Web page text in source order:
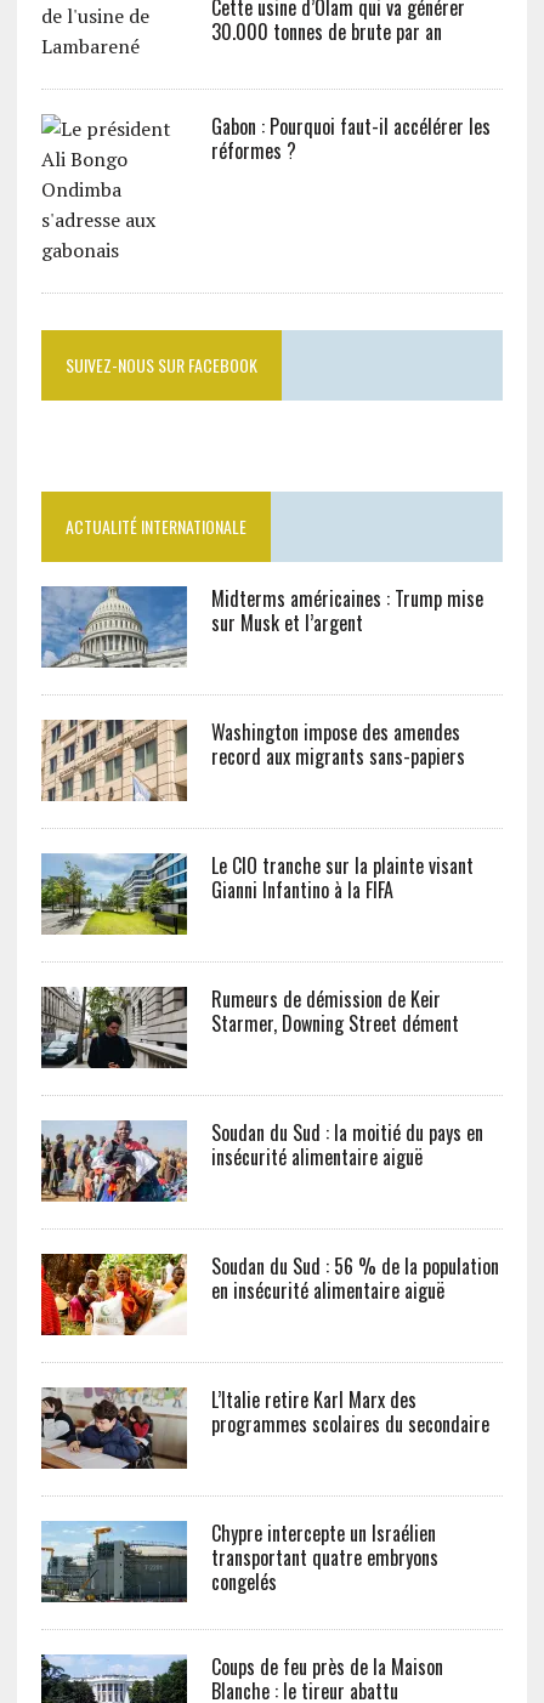
Cette usine d’Olam qui va générer
30.000 tonnes de brute par an
Gabon : Pourquoi faut-il accélérer les
réformes ?
SUIVEZ-NOUS SUR FACEBOOK
ACTUALITÉ INTERNATIONALE
Midterms américaines : Trump mise
sur Musk et l’argent
Washington impose des amendes
record aux migrants sans-papiers
Le CIO tranche sur la plainte visant
Gianni Infantino à la FIFA
Rumeurs de démission de Keir
Starmer, Downing Street dément
Soudan du Sud : la moitié du pays en
insécurité alimentaire aiguë
Soudan du Sud : 56 % de la population
en insécurité alimentaire aiguë
L’Italie retire Karl Marx des
programmes scolaires du secondaire
Chypre intercepte un Israélien
transportant quatre embryons
congelés
Coups de feu près de la Maison
Blanche : le tireur abattu